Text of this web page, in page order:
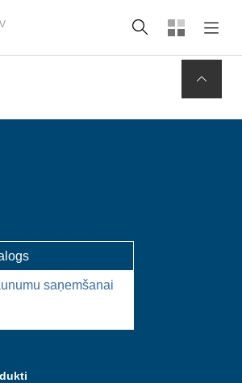
Meklēt
saņemšanai